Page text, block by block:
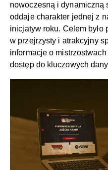
nowoczesną i dynamiczną
oddaje charakter jednej z
inicjatyw roku. Celem było
w przejrzysty i atrakcyjny
informacje o
dostęp do kluczowych